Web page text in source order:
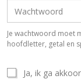
Je wachtwoord moet
hoofdletter, getal en
Ja, ik ga